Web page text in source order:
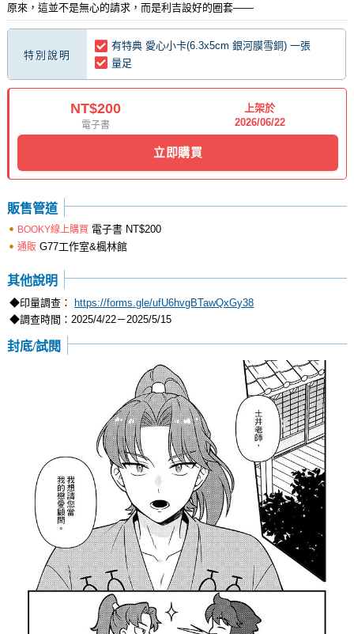
原來，這並不是無心的請求，而是利吉設好的圈套——
特別說明
有特典 愛心小卡(6.3x5cm 銀河膜雪銅) 一張
量足
NT$200
電子書
上架於
2026/06/22
立即購買
販售管道
BOOKY線上購買 電子書 NT$200
通販 G77工作室&楓林館
其他說明
◆印量調查：
https://forms.gle/ufU6hvgBTawQxGy38
◆調查時間：2025/4/22－2025/5/15
封底/試閱